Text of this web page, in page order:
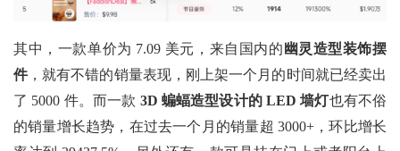
其中，一款单价为 7.09 美元，来自国内的 幽灵造型装饰摆
件，就有不错的销量表现，刚上架一个月的时间就已经卖出
了 5000 件。而一款 3D 蝙蝠造型设计的 LED 墙灯也有不俗
的销量增长趋势，在过去一个月的销量超 3000+，环比增长